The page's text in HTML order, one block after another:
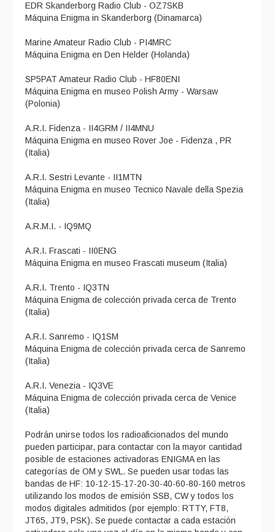
EDR Skanderborg Radio Club - OZ7SKB
Máquina Enigma in Skanderborg (Dinamarca)
Marine Amateur Radio Club - PI4MRC
Máquina Enigma en Den Helder (Holanda)
SP5PAT Amateur Radio Club - HF80ENI
Máquina Enigma en museo Polish Army - Warsaw
(Polonia)
A.R.I. Fidenza - II4GRM / II4MNU
Máquina Enigma en museo Rover Joe - Fidenza , PR
(Italia)
A.R.I. Sestri Levante - II1MTN
Máquina Enigma en museo Tecnico Navale della Spezia
(Italia)
A.R.M.I. - IQ9MQ
A.R.I. Frascati - II0ENG
Máquina Enigma en museo Frascati museum (Italia)
A.R.I. Trento - IQ3TN
Máquina Enigma de colección privada cerca de Trento
(Italia)
A.R.I. Sanremo - IQ1SM
Máquina Enigma de colección privada cerca de Sanremo
(Italia)
A.R.I. Venezia - IQ3VE
Máquina Enigma de colección privada cerca de Venice
(Italia)
Podrán unirse todos los radioaficionados del mundo
pueden participar, para contactar con la mayor cantidad
posible de estaciones activadoras ENIGMA en las
categorías de OM y SWL. Se pueden usar todas las
bandas de HF: 10-12-15-17-20-30-40-60-80-160 metros
utilizando los modos de emisión SSB, CW y todos los
modos digitales admitidos (por ejemplo: RTTY, FT8,
JT65, JT9, PSK). Se puede contactar a cada estación